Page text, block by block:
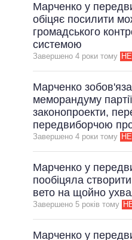
Марченко у
обіцяє посилити
громадського
системою
Завершено 4 роки тому
Марченко
меморандуму
законопроекти,
передвиборчою
Завершено 4 роки тому
Марченко у
пообіцяла
вето на щойно
Завершено 5 рокiв тому
Марченко у